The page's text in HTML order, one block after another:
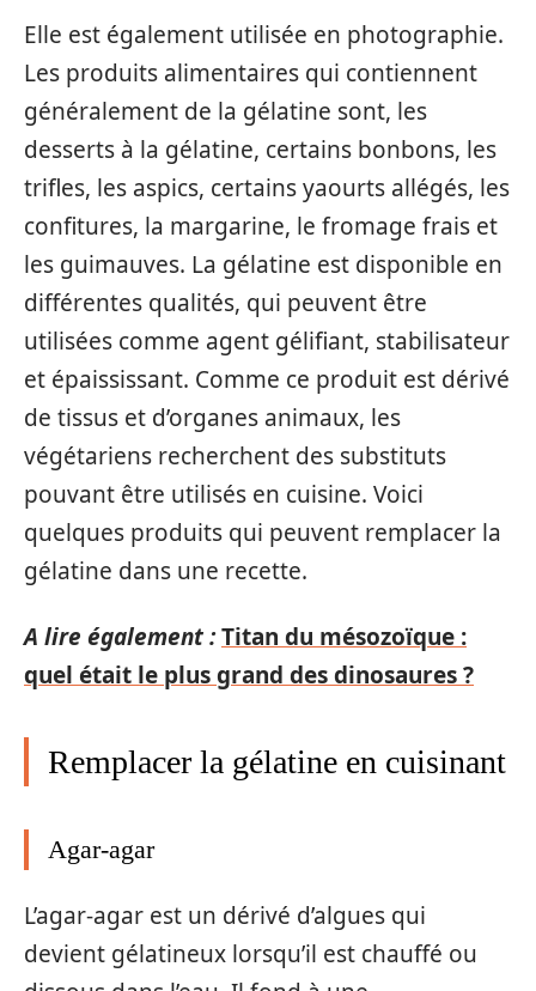
Elle est également utilisée en photographie.
Les produits alimentaires qui contiennent
généralement de la gélatine sont, les
desserts à la gélatine, certains bonbons, les
trifles, les aspics, certains yaourts allégés, les
confitures, la margarine, le fromage frais et
les guimauves. La gélatine est disponible en
différentes qualités, qui peuvent être
utilisées comme agent gélifiant, stabilisateur
et épaississant. Comme ce produit est dérivé
de tissus et d’organes animaux, les
végétariens recherchent des substituts
pouvant être utilisés en cuisine. Voici
quelques produits qui peuvent remplacer la
gélatine dans une recette.
A lire également :Titan du mésozoïque :
quel était le plus grand des dinosaures ?
Remplacer la gélatine en cuisinant
Agar-agar
L’agar-agar est un dérivé d’algues qui
devient gélatineux lorsqu’il est chauffé ou